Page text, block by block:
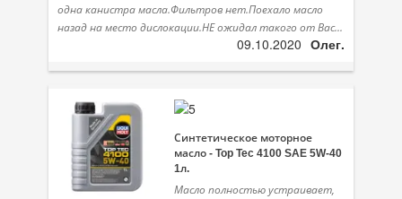
Зимняя программа
одна канистра масла.Фильтров нет.Поехало масло
назад на место дислокации.НЕ ожидал такого от Вас...
09.10.2020 Олег.
Синтетическое моторное
масло - Top Tec 4100 SAE 5W-40
1л.
Масло полностью устраивает,